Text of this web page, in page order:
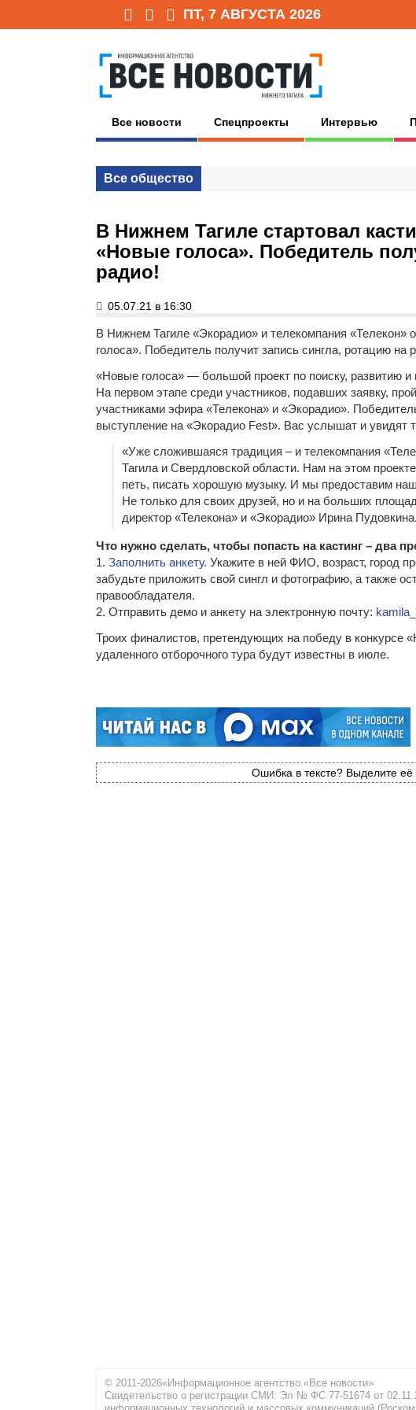
ПТ, 7 АВГУСТА 2026
Все новости Спецпроекты Интервью
Все общество
В Нижнем Тагиле стартовал
«Новые голоса». Победитель
радио!
05.07.21 в 16:30
В Нижнем Тагиле «Экорадио» и телекомпания «Телекон»
голоса». Победитель получит запись сингла, ротацию
«Новые голоса» — большой проект по поиску, развитию
На первом этапе среди участников, подавших заявку,
участниками эфира «Телекона» и «Экорадио».
выступление на «Экорадио Fest». Вас услышат и увидят
«Уже сложившаяся традиция – и телекомпания
Тагила и Свердловской области. Нам на этом
петь, писать хорошую музыку. И мы предоставим
Не только для своих друзей, но и на больших
директор «Телекона» и «Экорадио» Ирина Пудовкина.
Что нужно сделать, чтобы попасть на кастинг – два
1. Заполнить анкету. Укажите в ней ФИО, возраст, город
забудьте приложить свой сингл и фотографию, а также
правообладателя.
2. Отправить демо и анкету на электронную почту:
Троих финалистов, претендующих на победу в конкурсе
удаленного отборочного тура будут известны в июле.
Ошибка в тексте? Выделите
© 2011-2026«Информационное агентство «Все новости»
Свидетельство о регистрации СМИ: Эл № ФС 77-51674 от